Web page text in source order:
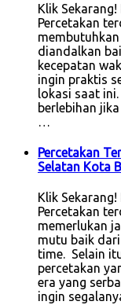
Klik
Percetakan
diandalkan
kecepatan
ingin praktis
lokasi saat
berlebihan
Percetakan
Selatan Kota
Klik
Percetakan
memerlukan
mutu baik
time. Selain
percetakan
era yang
ingin